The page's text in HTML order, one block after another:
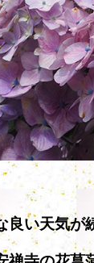
良い天気が